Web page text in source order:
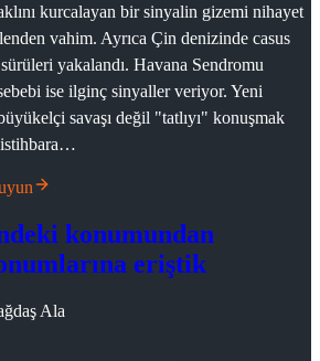
kurcalayan bir sinyalin gizemi nihayet
vahim. Ayrıca Çin denizinde casus
yakalandı. Havana Sendromu
ise ilginç sinyaller veriyor. Yeni
savaşı değil "tatlıyı" konuşmak
konumundan
eriştik
Ala